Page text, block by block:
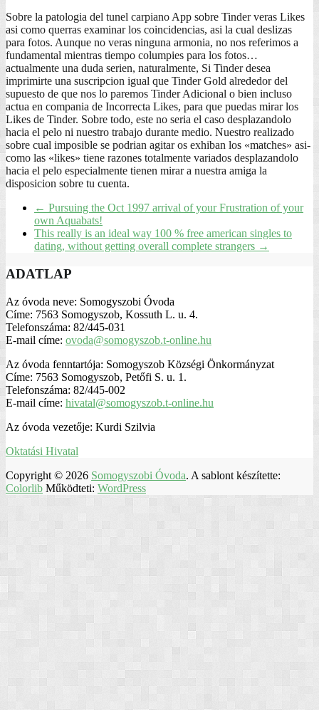
Sobre la patologi­a del tunel carpiano App sobre Tinder veras Likes
asi­ como querras examinar los coincidencias, asi la cual deslizas
para fotos. Aunque no veras ninguna armonia, no nos referimos a
fundamental mientras tiempo columpies para los fotos…
actualmente una duda seri­en, naturalmente, Si Tinder desea
imprimirte una suscripcion igual que Tinder Gold alrededor del
supuesto de que nos lo paremos Tinder Adicional o bien incluso
actua en compania de Incorrecta Likes, para que puedas mirar los
Likes de Tinder. Sobre todo, este no seri­a el caso desplazandolo
hacia el pelo ni nuestro trabajo durante medio. Nuestro realizado
sobre cual imposible se podri­an agitar os exhiban los «matches» asi­
como las «likes» tiene razones totalmente variados desplazandolo
hacia el pelo especialmente tienen mirar a nuestra amiga la
disposicion sobre tu cuenta.
← Pursuing the Oct 1997 arrival of your Frustration of your
own Aquabats!
This really is an ideal way 100 % free american singles to
dating, without getting overall complete strangers →
ADATLAP
Az óvoda neve: Somogyszobi Óvoda
Címe: 7563 Somogyszob, Kossuth L. u. 4.
Telefonszáma: 82/445-031
E-mail címe: ovoda@somogyszob.t-online.hu
Az óvoda fenntartója: Somogyszob Községi Önkormányzat
Címe: 7563 Somogyszob, Petőfi S. u. 1.
Telefonszáma: 82/445-002
E-mail címe: hivatal@somogyszob.t-online.hu
Az óvoda vezetője: Kurdi Szilvia
Oktatási Hivatal
Copyright © 2026 Somogyszobi Óvoda. A sablont készítette:
Colorlib Működteti: WordPress